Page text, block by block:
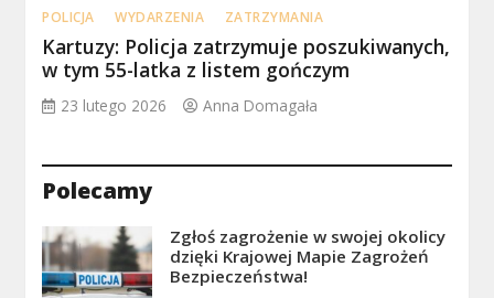
POLICJA WYDARZENIA ZATRZYMANIA
Kartuzy: Policja zatrzymuje poszukiwanych,
w tym 55-latka z listem gończym
23 lutego 2026 Anna Domagała
Polecamy
Zgłoś zagrożenie w swojej okolicy
dzięki Krajowej Mapie Zagrożeń
Bezpieczeństwa!